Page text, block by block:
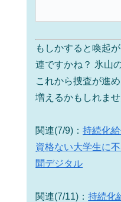
もしかすると喚起
連ですかね？ 氷山
これから捜査が進
増えるかもしれませ
関連(7/9)：持続化
資格ない大学生に
聞デジタル
関連(7/11)：持続化